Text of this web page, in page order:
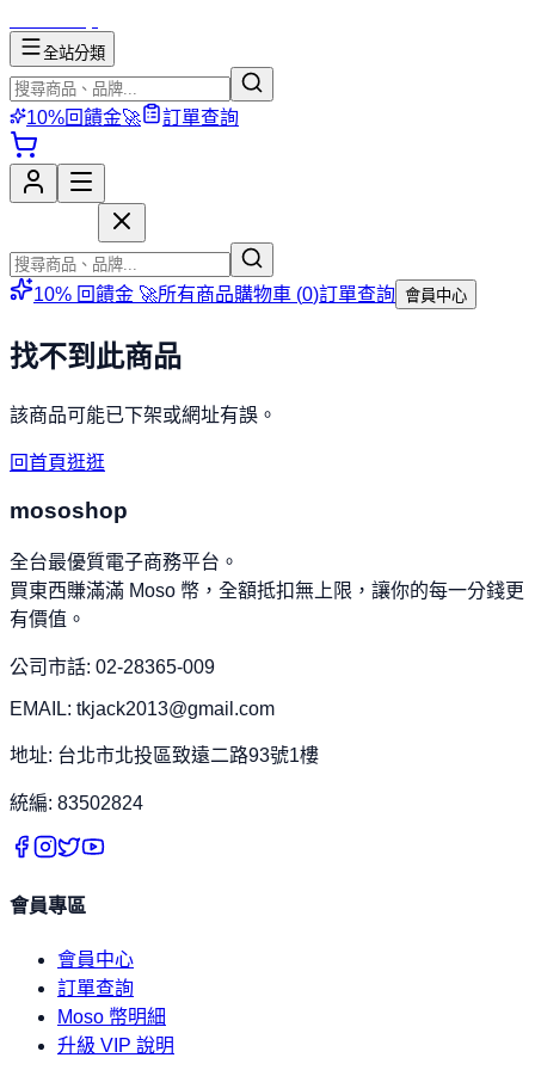
全站分類
10%回饋金🚀 訂單查詢
10% 回饋金 🚀所有商品購物車 (0)訂單查詢 會員中心
找不到此商品
該商品可能已下架或網址有誤。
回首頁逛逛
mososhop
全台最優質電子商務平台。
買東西賺滿滿 Moso 幣，全額抵扣無上限，讓你的每一分錢更
有價值。
公司市話: 02-28365-009
EMAIL: tkjack2013@gmail.com
地址: 台北市北投區致遠二路93號1樓
統編: 83502824
會員專區
會員中心
訂單查詢
Moso 幣明細
升級 VIP 說明